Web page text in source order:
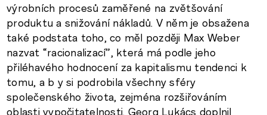
výrobních procesů zaměřené na zvětšování
produktu a snižování nákladů. V něm je obsažena
také podstata toho, co měl později Max Weber
nazvat “racionalizací”, která má podle jeho
přiléhavého hodnocení za kapitalismu tendenci k
tomu, a b y si podrobila všechny sféry
společenského života, zejména rozšiřováním
oblasti vypočitatelnosti. Georg Lukács doplnil